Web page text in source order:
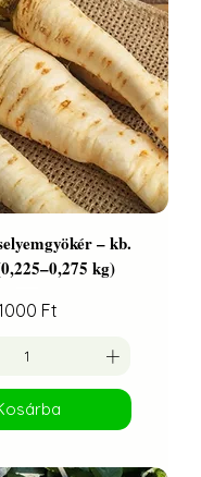
– kb.
kg)
Ft